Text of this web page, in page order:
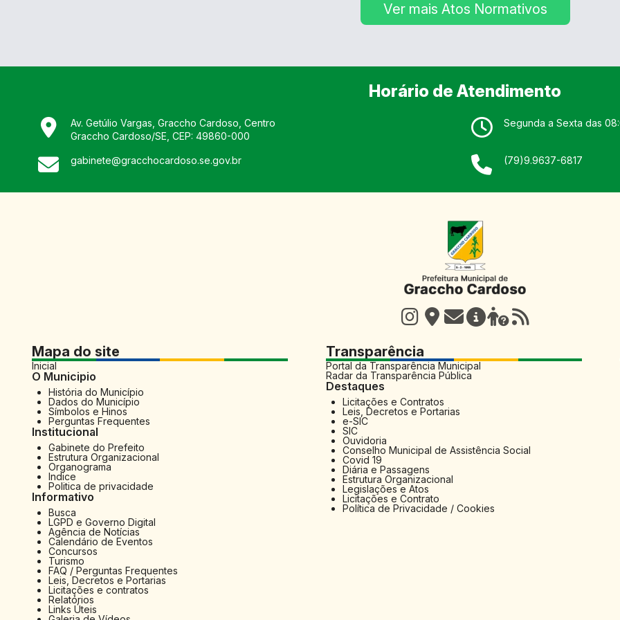
Digital
RSS/FEED
Pública
Ver mais Atos Normativos
Horário de Atendimento
Av. Getúlio Vargas, Graccho Cardoso, Centro
Graccho Cardoso/SE , CEP: 49860-000
Segunda a Sexta das
gabinete@gracchocardoso.se.gov.br (79)9.9637-6817
Mapa do site
Inicial
O Municipio
História do Município
Dados do Município
Símbolos e Hinos
Perguntas Frequentes
Institucional
Gabinete do Prefeito
Estrutura Organizacional
Organograma
Indice
Politica de privacidade
Informativo
Busca
LGPD e Governo Digital
Agência de Notícias
Calendário de Eventos
Concursos
Turismo
FAQ / Perguntas Frequentes
Leis, Decretos e Portarias
Licitações e contratos
Relatórios
Links Úteis
Transparência
Portal da Transparência Municipal
Radar da Transparência Pública
Destaques
Licitações e Contratos
Leis, Decretos e Portarias
e-SIC
SIC
Ouvidoria
Conselho Municipal de Assistência Social
Covid 19
Diária e Passagens
Estrutura Organizacional
Legislações e Atos
Licitações e Contrato
Política de Privacidade / Cookies